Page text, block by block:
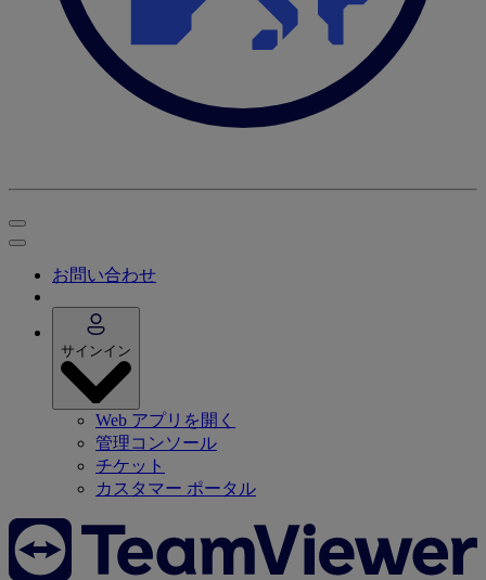
お問い合わせ
サインイン
Web アプリを開く
管理コンソール
チケット
カスタマー ポータル